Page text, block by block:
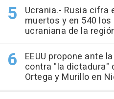
Ucrania.- Rusia cifra
muertos y en 540
ucraniana de la
EEUU propone ante
contra "la dictadura"
Ortega y Murillo en